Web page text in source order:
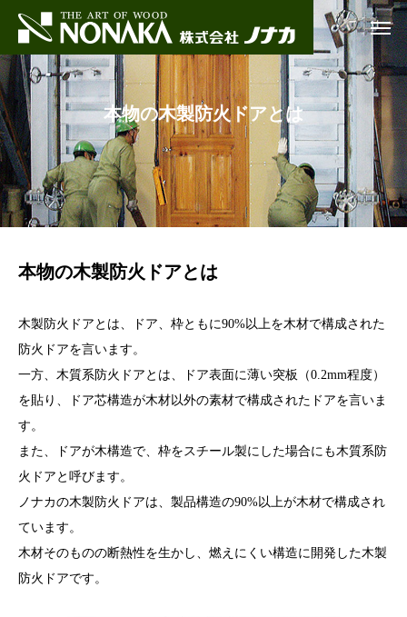
本物の木製防火ドアとは
本物の木製防火ドアとは
木製防火ドアとは、ドア、枠ともに90%以上を木材で構成された
防火ドアを言います。
一方、木質系防火ドアとは、ドア表面に薄い突板（0.2mm程度）
を貼り、ドア芯構造が木材以外の素材で構成されたドアを言いま
す。
また、ドアが木構造で、枠をスチール製にした場合にも木質系防
火ドアと呼びます。
ノナカの木製防火ドアは、製品構造の90%以上が木材で構成され
ています。
木材そのものの断熱性を生かし、燃えにくい構造に開発した木製
防火ドアです。